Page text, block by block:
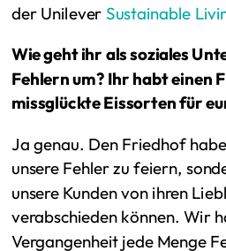
der Unilever Sustainable
Wie geht ihr als soziales
Fehlern um? Ihr habt einen
missglückte Eissorten für
Ja genau. Den Friedhof
unsere Fehler zu feiern,
unsere Kunden von ihren
verabschieden können. Wir
Vergangenheit jede Menge